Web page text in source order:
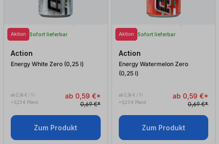
Aktion Sofort lieferbar
Action
Energy White Zero (0,25 l)
ab 2,36 € / 1 l
+ 0,25 € Pfand
ab 0,59 €*
0,69 €*
Zum Produkt
Aktion Sofort lieferbar
Action
Energy Watermelon Zero
(0,25 l)
ab 2,36 € / 1 l
+ 0,25 € Pfand
ab 0,59 €*
0,69 €*
Zum Produkt